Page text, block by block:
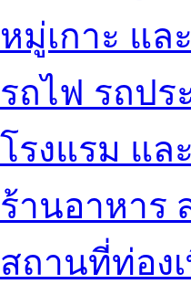
หมู่เกาะ แล
รถไฟ รถปร
โรงแรม แล
ร้านอาหาร
สถานที่ท่อง